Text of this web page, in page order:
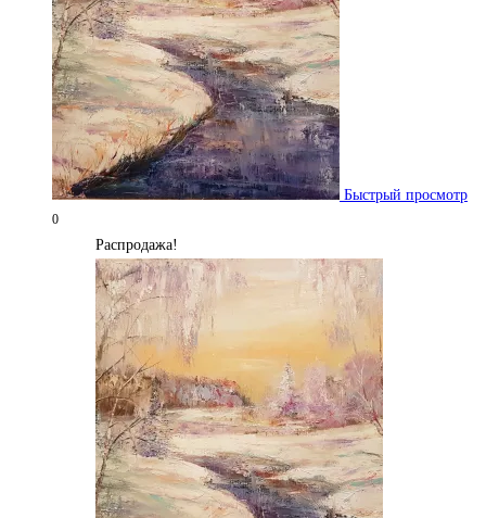
Быстрый просмотр
0
Распродажа!